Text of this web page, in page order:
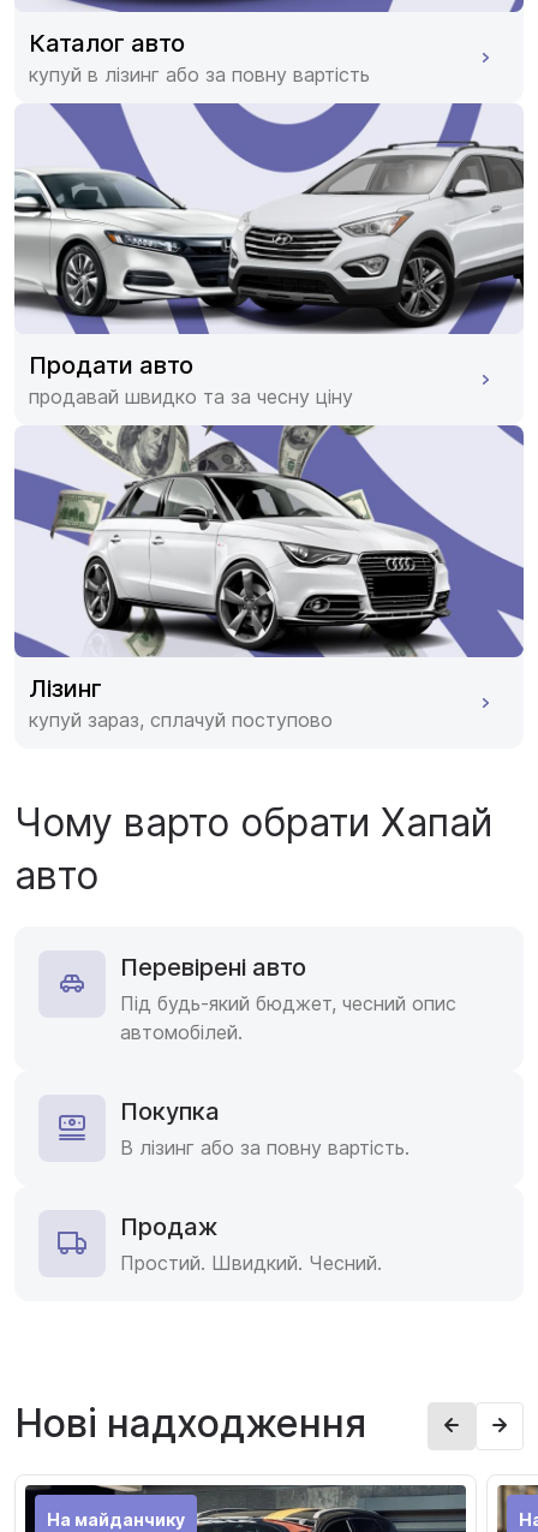
Каталог авто
купуй в лізинг або за повну вартість
Продати авто
продавай швидко та за чесну ціну
Лізинг
купуй зараз, сплачуй поступово
Чому варто обрати Хапай
авто
Перевірені авто
Під будь-який бюджет, чесний опис
автомобілей.
Покупка
В лізинг або за повну вартість.
Продаж
Простий. Швидкий. Чесний.
Нові надходження
На майданчику